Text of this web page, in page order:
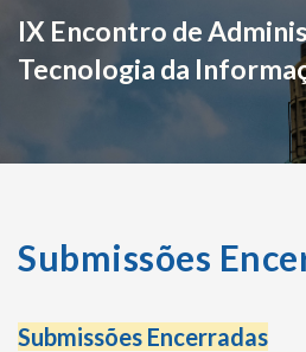
IX Encontro de
Tecnologia da
Submissões
Submissões Encerradas